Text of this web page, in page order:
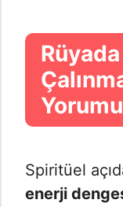
Yorumu
Spiritüel
enerji